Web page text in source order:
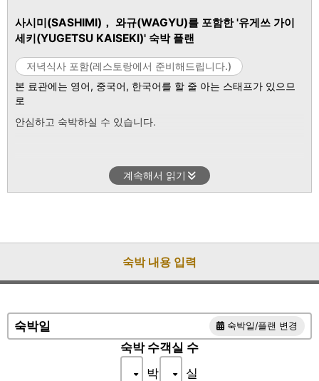
사시미(SASHIMI)， 와규(WAGYU)를 포함한 '유게쓰 가이
세키(YUGETSU KAISEKI)' 숙박 플랜
저녁식사 포함(레스토랑에서 준비해드립니다.)
본 료관에는 영어, 중국어, 한국어를 할 줄 아는 스태프가 있으므
로
안심하고 숙박하실 수 있습니다.
시내에서 전철로 오시는 경우는 한큐
셔틀버스/ 14:40, 15:40, 16:40, 17:40
계속해서 읽기
숙박 내용 입력
숙박일 숙박일/플랜 변경
숙박 수
박
객실 수
실